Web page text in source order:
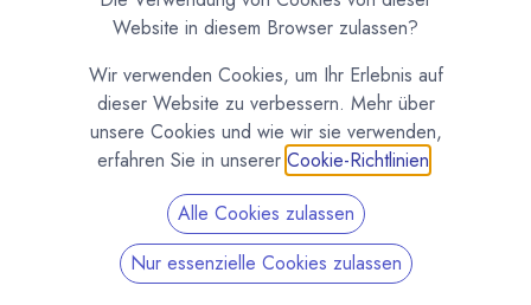
YABAGO MARZIPAN - Schokoladenlikör 0,5l
(0 Rezension)
Website in diesem Browser zulassen?
Wir verwenden Cookies, um Ihr Erlebnis auf
dieser Website zu verbessern. Mehr über
unsere Cookies und wie wir sie verwenden,
erfahren Sie in unserer Cookie-Richtlinien
Alle Cookies zulassen
Nur essenzielle Cookies zulassen